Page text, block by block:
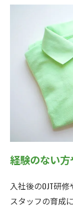
経験のない
入社後のOJT研
スタッフの育成